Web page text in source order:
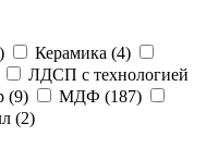
) Керамика (4)
ЛДСП с технологией
(9) МДФ (187)
(2)